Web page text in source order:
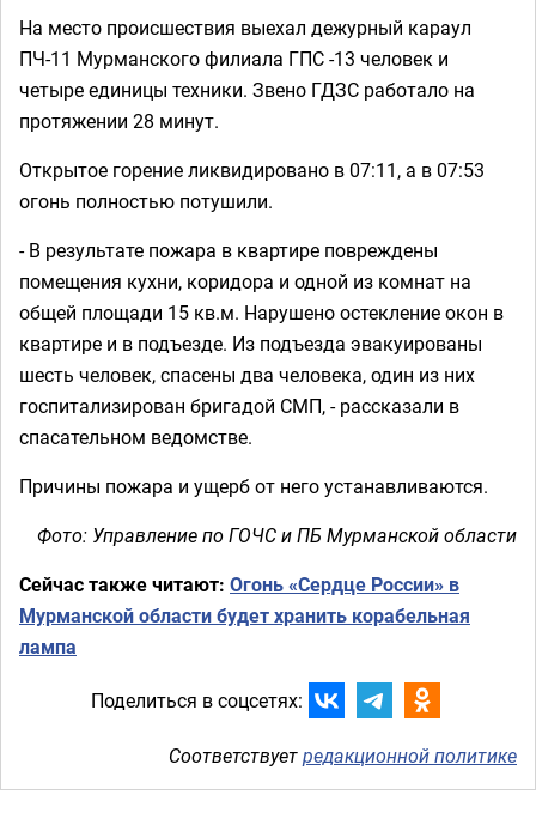
На место происшествия выехал дежурный караул
ПЧ-11 Мурманского филиала ГПС -13 человек и
четыре единицы техники. Звено ГДЗС работало на
протяжении 28 минут.
Открытое горение ликвидировано в 07:11, а в 07:53
огонь полностью потушили.
- В результате пожара в квартире повреждены
помещения кухни, коридора и одной из комнат на
общей площади 15 кв.м. Нарушено остекление окон в
квартире и в подъезде. Из подъезда эвакуированы
шесть человек, спасены два человека, один из них
госпитализирован бригадой СМП, - рассказали в
спасательном ведомстве.
Причины пожара и ущерб от него устанавливаются.
Фото: Управление по ГОЧС и ПБ Мурманской области
Сейчас также читают: Огонь «Сердце России» в
Мурманской области будет хранить корабельная
лампа
Поделиться в соцсетях:
Соответствуетредакционной политике